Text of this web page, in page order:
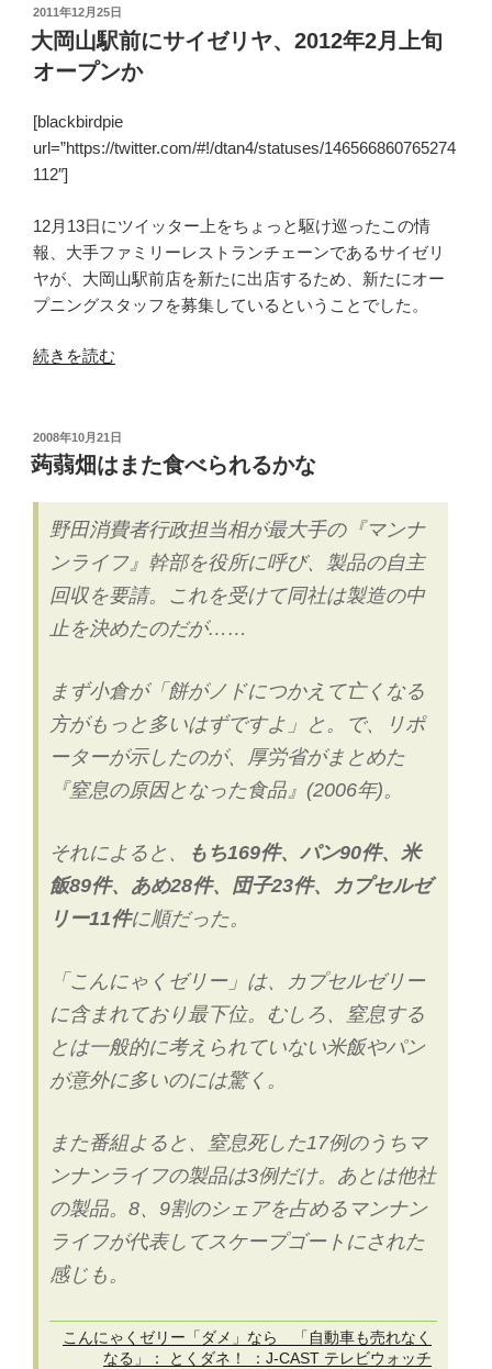
リ
ヤ
大
山
駅
前
2012
年
2
月
日
ー
プ
階”
投
稿
日:
2011年12月25日
大岡山駅前にサイゼリヤ、2012年2月上旬
オープンか
[blackbirdpie
url=”https://twitter.com/#!/dtan4/statuses/146566860765274
112″]
12月13日にツイッター上をちょっと駆け巡ったこの情
報、大手ファミリーレストランチェーンであるサイゼリ
ヤが、大岡山駅前店を新たに出店するため、新たにオー
プニングスタッフを募集しているということでした。
“大
駅
前
ヤ、
続きを読む
投
稿
日:
2008年10月21日
蒟蒻畑はまた食べられるかな
野田消費者行政担当相が最大手の『マンナ
ンライフ』幹部を役所に呼び、製品の自主
回収を要請。これを受けて同社は製造の中
止を決めたのだが……
まず小倉が「餅がノドにつかえて亡くなる
方がもっと多いはずですよ」と。で、リポ
ーターが示したのが、厚労省がまとめた
『窒息の原因となった食品』(2006年)。
それによると、
もち169件、パン90件、米
飯89件、あめ28件、団子23件、カプセルゼ
リー11件に順だった。
「こんにゃくゼリー」は、カプセルゼリー
に含まれており最下位。むしろ、窒息する
とは一般的に考えられていない米飯やパン
が意外に多いのには驚く。
また番組よると、窒息死した17例のうちマ
ンナンライフの製品は3例だけ。あとは他社
の製品。8、9割のシェアを占めるマンナン
ライフが代表してスケープゴートにされた
感じも。
こんにゃくゼリー「ダメ」なら 「自動車も売れなく
なる」： とくダネ！ ：J-CAST テレビウォッチ